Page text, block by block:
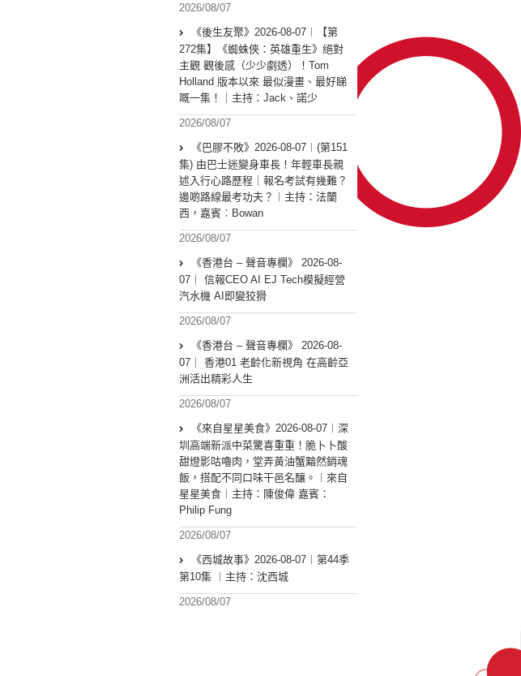
2026/08/07
《後生友聚》2026-08-07︱【第
272集】《蜘蛛俠：英雄重生》絕對
主觀 觀後感（少少劇透）！Tom
Holland 版本以來 最似漫畫、最好睇
嘅一集！｜主持：Jack、諾少
2026/08/07
《巴膠不敗》2026-08-07︱(第151
集) 由巴士迷變身車長！年輕車長親
述入行心路歷程｜報名考試有幾難？
邊啲路線最考功夫？︱主持：法蘭
西，嘉賓︰Bowan
2026/08/07
《香港台 – 聲音專欄》 2026-08-
07｜ 信報CEO AI EJ Tech模擬經營
汽水機 AI即變狡猾
2026/08/07
《香港台 – 聲音專欄》 2026-08-
07｜ 香港01 老齡化新視角 在高齡亞
洲活出精彩人生
2026/08/07
《來自星星美食》2026-08-07︱深
圳高端新派中菜驚喜重重！脆卜卜酸
甜燈影咕嚕肉，堂弄黃油蟹黯然銷魂
飯，搭配不同口味干邑名釀。︱來自
星星美食︱主持：陳俊偉 嘉賓：
Philip Fung
2026/08/07
《西城故事》2026-08-07︱第44季
第10集 ︱主持：沈西城
2026/08/07